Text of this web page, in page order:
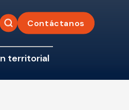
Contáctanos
territorial